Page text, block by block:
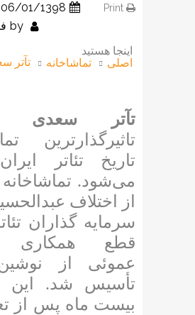
06/01/1398
by
Print
اینجا هستید
اصلی
تماشاخانه تآتر
تآتر سعدی
تاثیرگذارترین
تاریخ تئاتر
می‌شود.
از اختلاف
سرمایه گذاران
قطع همکاری
عموئی از
تأسیس شد. این
بیست ماه پس از